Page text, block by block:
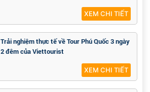
XEM CHI TIẾT
Trải nghiệm thực tế về Tour Phú Quốc 3 ngày
2 đêm của Viettourist
XEM CHI TIẾT